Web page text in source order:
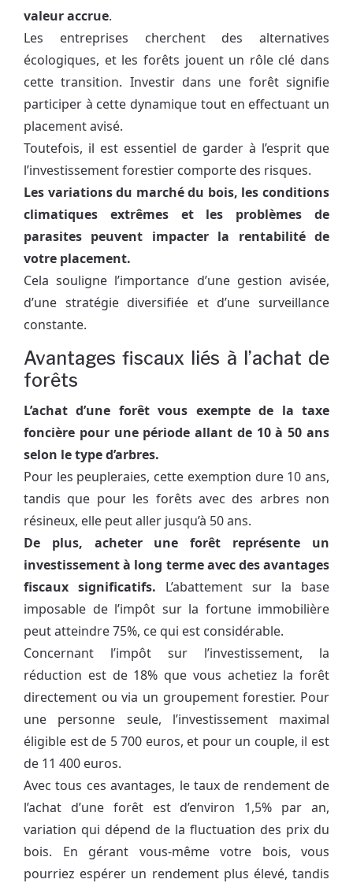
valeur accrue.
Les entreprises cherchent des alternatives
écologiques, et les forêts jouent un rôle clé dans
cette transition. Investir dans une forêt signifie
participer à cette dynamique tout en effectuant un
placement avisé.
Toutefois, il est essentiel de garder à l’esprit que
l’investissement forestier comporte des risques.
Les variations du marché du bois, les conditions
climatiques extrêmes et les problèmes de
parasites peuvent impacter la rentabilité de
votre placement.
Cela souligne l’importance d’une gestion avisée,
d’une stratégie diversifiée et d’une surveillance
constante.
Avantages fiscaux liés à l’achat de
forêts
L’achat d’une forêt vous exempte de la taxe
foncière pour une période allant de 10 à 50 ans
selon le type d’arbres.
Pour les peupleraies, cette exemption dure 10 ans,
tandis que pour les forêts avec des arbres non
résineux, elle peut aller jusqu’à 50 ans.
De plus, acheter une forêt représente un
investissement à long terme avec des avantages
fiscaux significatifs. L’abattement sur la base
imposable de l’impôt sur la fortune immobilière
peut atteindre 75%, ce qui est considérable.
Concernant l’impôt sur l’investissement, la
réduction est de 18% que vous achetiez la forêt
directement ou via un groupement forestier. Pour
une personne seule, l’investissement maximal
éligible est de 5 700 euros, et pour un couple, il est
de 11 400 euros.
Avec tous ces avantages, le taux de rendement de
l’achat d’une forêt est d’environ 1,5% par an,
variation qui dépend de la fluctuation des prix du
bois. En gérant vous-même votre bois, vous
pourriez espérer un rendement plus élevé, tandis